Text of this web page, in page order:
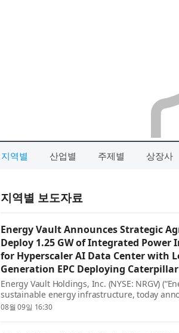
지역별 산업별 주제별 상장사
지역별 보도자료
Energy Vault Announces Strategic
Deploy 1.25 GW of Integrated
for Hyperscaler AI Data Center with
Generation EPC Deploying
Energy Vault Holdings, Inc. (NYSE: NRGV)
sustainable energy infrastructure, today
commercial agreement under which Energy
08월 09일 16:30